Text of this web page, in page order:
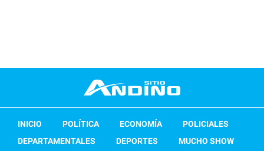
INICIO POLÍTICA ECONOMÍA
POLICIALES
DEPARTAMENTALES
DEPORTES MUCHO SHOW